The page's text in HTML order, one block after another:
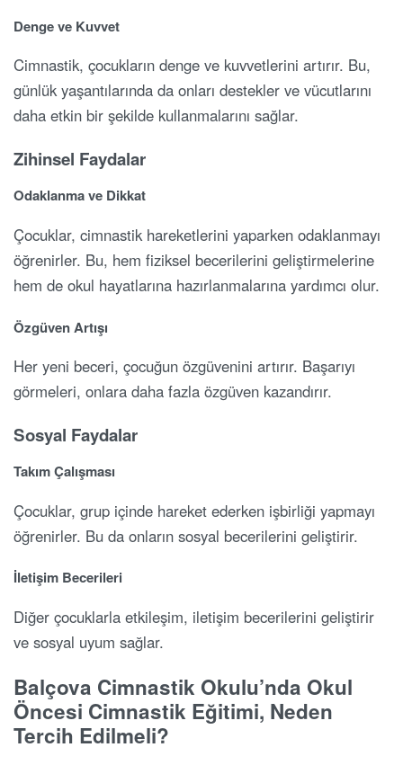
Denge ve Kuvvet
Cimnastik, çocukların denge ve kuvvetlerini artırır. Bu,
günlük yaşantılarında da onları destekler ve vücutlarını
daha etkin bir şekilde kullanmalarını sağlar.
Zihinsel Faydalar
Odaklanma ve Dikkat
Çocuklar, cimnastik hareketlerini yaparken odaklanmayı
öğrenirler. Bu, hem fiziksel becerilerini geliştirmelerine
hem de okul hayatlarına hazırlanmalarına yardımcı olur.
Özgüven Artışı
Her yeni beceri, çocuğun özgüvenini artırır. Başarıyı
görmeleri, onlara daha fazla özgüven kazandırır.
Sosyal Faydalar
Takım Çalışması
Çocuklar, grup içinde hareket ederken işbirliği yapmayı
öğrenirler. Bu da onların sosyal becerilerini geliştirir.
İletişim Becerileri
Diğer çocuklarla etkileşim, iletişim becerilerini geliştirir
ve sosyal uyum sağlar.
Balçova Cimnastik Okulu’nda Okul
Öncesi Cimnastik Eğitimi, Neden
Tercih Edilmeli?